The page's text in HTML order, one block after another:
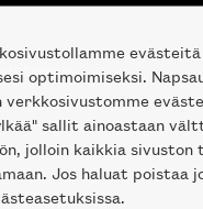
evästeitä
optimoimiseksi.
verkkosivustomme
sallit ainoastaan
jolloin kaikkia sivuston
Jos haluat poistaa